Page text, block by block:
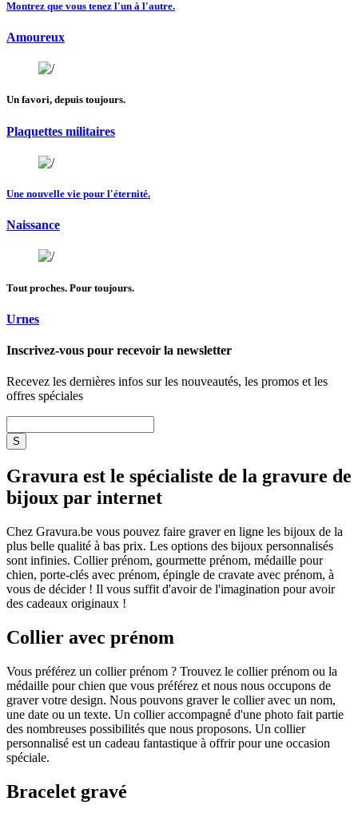
Montrez que vous tenez l'un à l'autre.
Amoureux
Un favori, depuis toujours.
Plaquettes militaires
Une nouvelle vie pour l'éternité.
Naissance
Tout proches. Pour toujours.
Urnes
Inscrivez-vous pour recevoir la newsletter
Recevez les dernières infos sur les nouveautés, les promos et les
offres spéciales
Gravura est le spécialiste de la gravure de
bijoux par internet
Chez Gravura.be vous pouvez faire graver en ligne les bijoux de la
plus belle qualité à bas prix. Les options des bijoux personnalisés
sont infinies. Collier prénom, gourmette prénom, médaille pour
chien, porte-clés avec prénom, épingle de cravate avec prénom, à
vous de décider ! Il vous suffit d'avoir de l'imagination pour avoir
des cadeaux originaux !
Collier avec prénom
Vous préférez un collier prénom ? Trouvez le collier prénom ou la
médaille pour chien que vous préférez et nous nous occupons de
graver votre design. Nous pouvons graver le collier avec un nom,
une date ou un texte. Un collier accompagné d'une photo fait partie
des nombreuses possibilités que nous proposons. Un collier
personnalisé est un cadeau fantastique à offrir pour une occasion
spéciale.
Bracelet gravé